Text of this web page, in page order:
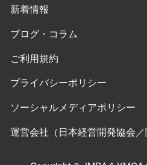
新着情報
ブログ・コラム
ご利用規約
プライバシーポリシー
ソーシャルメディアポリシー
運営会社（日本経営開発協会／